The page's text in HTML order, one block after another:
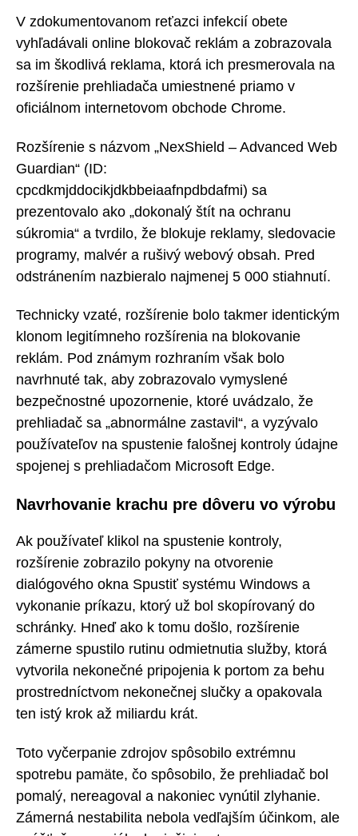
V zdokumentovanom reťazci infekcií obete
vyhľadávali online blokovač reklám a zobrazovala
sa im škodlivá reklama, ktorá ich presmerovala na
rozšírenie prehliadača umiestnené priamo v
oficiálnom internetovom obchode Chrome.
Rozšírenie s názvom „NexShield – Advanced Web
Guardian“ (ID:
cpcdkmjddocikjdkbbeiaafnpdbdafmi) sa
prezentovalo ako „dokonalý štít na ochranu
súkromia“ a tvrdilo, že blokuje reklamy, sledovacie
programy, malvér a rušivý webový obsah. Pred
odstránením nazbieralo najmenej 5 000 stiahnutí.
Technicky vzaté, rozšírenie bolo takmer identickým
klonom legitímneho rozšírenia na blokovanie
reklám. Pod známym rozhraním však bolo
navrhnuté tak, aby zobrazovalo vymyslené
bezpečnostné upozornenie, ktoré uvádzalo, že
prehliadač sa „abnormálne zastavil“, a vyzývalo
používateľov na spustenie falošnej kontroly údajne
spojenej s prehliadačom Microsoft Edge.
Navrhovanie krachu pre dôveru vo výrobu
Ak používateľ klikol na spustenie kontroly,
rozšírenie zobrazilo pokyny na otvorenie
dialógového okna Spustiť systému Windows a
vykonanie príkazu, ktorý už bol skopírovaný do
schránky. Hneď ako k tomu došlo, rozšírenie
zámerne spustilo rutinu odmietnutia služby, ktorá
vytvorila nekonečné pripojenia k portom za behu
prostredníctvom nekonečnej slučky a opakovala
ten istý krok až miliardu krát.
Toto vyčerpanie zdrojov spôsobilo extrémnu
spotrebu pamäte, čo spôsobilo, že prehliadač bol
pomalý, nereagoval a nakoniec vynútil zlyhanie.
Zámerná nestabilita nebola vedľajším účinkom, ale